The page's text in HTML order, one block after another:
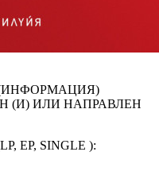
(И) ИЛИ НАПРАВЛЕН
EP, SINGLE ):